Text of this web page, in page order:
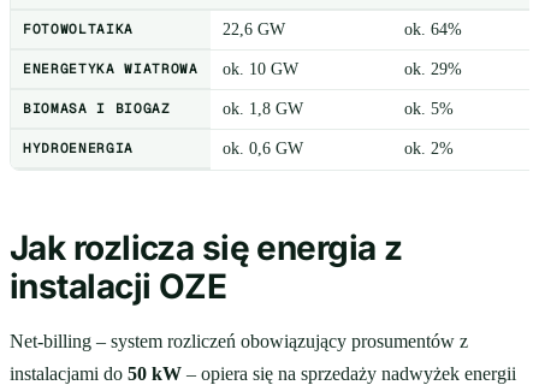
FOTOWOLTAIKA 22,6 GW ok. 64%
ENERGETYKA WIATROWA ok. 10 GW ok. 29%
BIOMASA I BIOGAZ ok. 1,8 GW ok. 5%
HYDROENERGIA ok. 0,6 GW ok. 2%
Jak rozlicza się energia z
instalacji OZE
Net-billing – system rozliczeń obowiązujący prosumentów z
instalacjami do 50 kW – opiera się na sprzedaży nadwyżek energii